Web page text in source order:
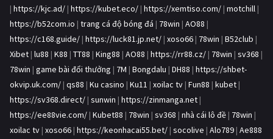
| https://kjc.ad/ | https://kubet.eco/ | https://xemtiso.com/ | motchill |
https://b52com.io | trang cá độ bóng đá | 78win | AO88 |
https://c168.guide/ | https://luck81.jp.net/ | xoso66 | 78win | B52club |
Xibet | lu88 | K88 | TT88 | King88 | AO88 | https://rr88.cz/ | 78win | sv368 |
78win | game bài đổi thưởng | 7M | Bongdalu | DH88 | https://shbet-
okvip.uk.com/ | qs88 | Ku casino | Ku11 | xoilac tv | Fun88 | kubet |
https://sv368.direct/ | sunwin | https://zinmanga.net |
https://ee88vie.com/ | Kubet88 | 78win | sv368 | nhà cái lô đề | 78win |
xoilac tv | xoso66 | https://keonhacai55.bet/ | socolive | Alo789 | Ae888